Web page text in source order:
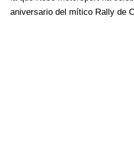
aniversario del mítico Rally de